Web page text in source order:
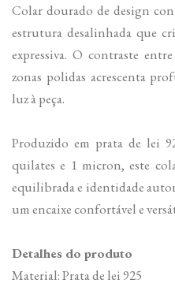
Colar dourado de design
estrutura desalinhada que
expressiva. O contraste
zonas polidas acrescenta
luz à peça.
Produzido em prata de lei
quilates e 1 micron, este
equilibrada e identidade
um encaixe confortável e
Detalhes do produto
Material: Prata de lei 925